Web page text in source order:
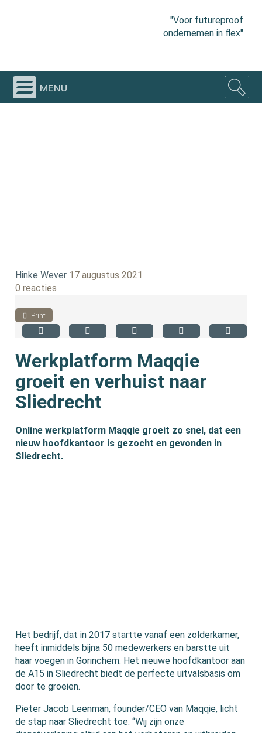
"Voor futureproof
ondernemen in flex"
menu
Hinke Wever 17 augustus 2021
0 reacties
Print
Werkplatform Maqqie
groeit en verhuist naar
Sliedrecht
Online werkplatform Maqqie groeit zo snel, dat een
nieuw hoofdkantoor is gezocht en gevonden in
Sliedrecht.
Het bedrijf, dat in 2017 startte vanaf een zolderkamer,
heeft inmiddels bijna 50 medewerkers en barstte uit
haar voegen in Gorinchem. Het nieuwe hoofdkantoor aan
de A15 in Sliedrecht biedt de perfecte uitvalsbasis om
door te groeien.
Pieter Jacob Leenman, founder/CEO van Maqqie, licht
de stap naar Sliedrecht toe: “Wij zijn onze